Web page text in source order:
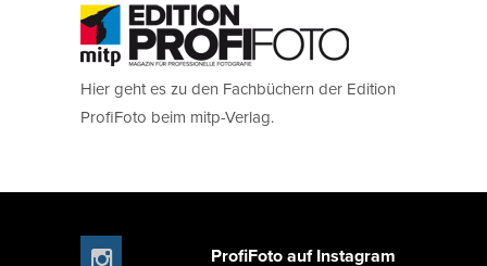
Hier geht es zu den Fachbüchern der Edition
ProfiFoto beim mitp-Verlag.
ProfiFoto auf Instagram